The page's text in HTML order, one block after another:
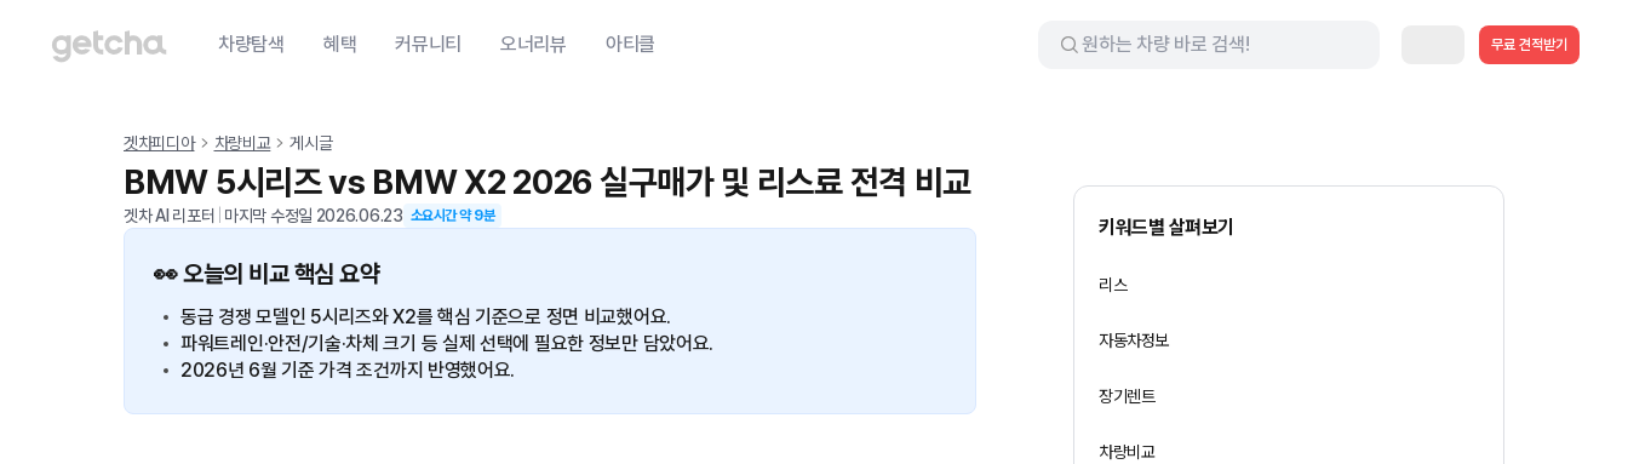
차량탐색 혜택 커뮤니티 오너리뷰 아티클 무료 견적받기
겟차피디아 차량비교 게시글
BMW 5시리즈 vs BMW X2 2026 실구매가 및 리스료 전격 비교
겟차 AI 리포터 마지막 수정일 2026.06.23 소요시간 약9분
👀 오늘의 비교 핵심 요약
동급 경쟁 모델인 5시리즈와 X2를 핵심 기준으로 정면 비교했어요.
파워트레인·안전/기술·차체 크기 등 실제 선택에 필요한 정보만 담았어요.
2026년 6월 기준 가격 조건까지 반영했어요.
키워드별 살펴보기
리스
자동차정보
장기렌트
차량비교